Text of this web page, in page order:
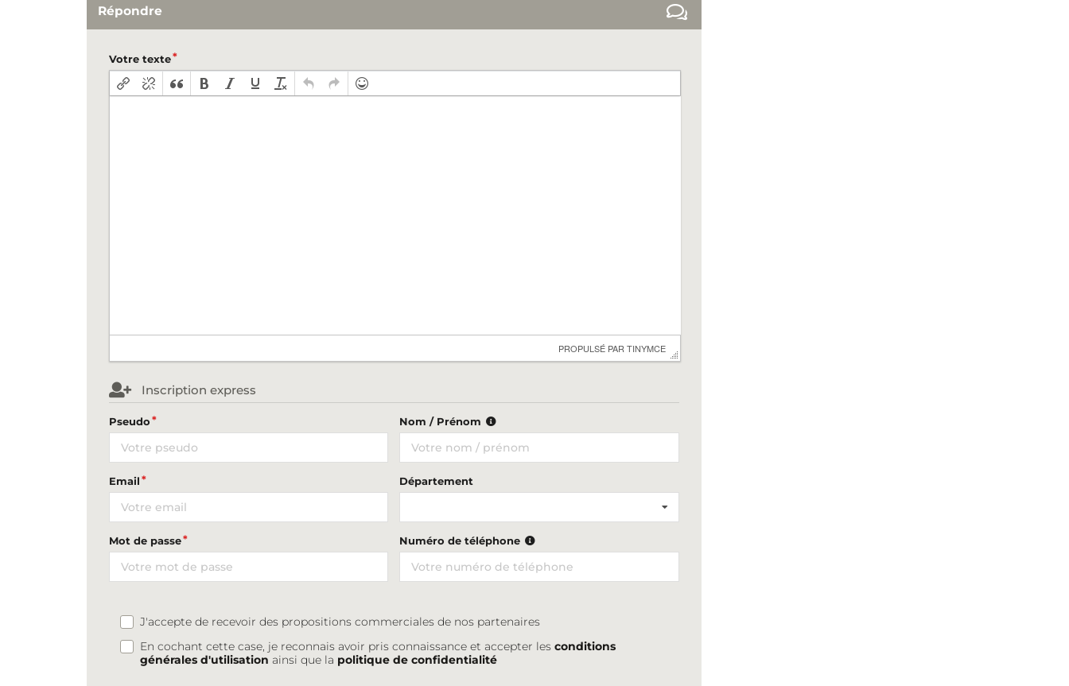
Répondre
Votre texte
PROPULSÉ PAR TINYMCE
Inscription express
Pseudo Nom / Prénom
Email Département
Mot de passe Numéro de téléphone
J'accepte de recevoir des propositions commerciales de nos partenaires
En cochant cette case, je reconnais avoir pris connaissance et accepter lesconditions
générales d'utilisation ainsi que la politique de confidentialité